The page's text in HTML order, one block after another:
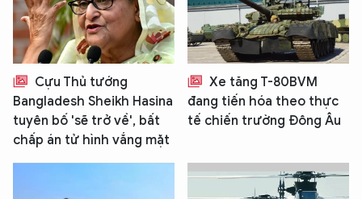
Cựu Thủ tướng
Bangladesh Sheikh Hasina
tuyên bố 'sẽ trở về', bất
chấp án tử hình vắng mặt
Xe tăng T-80BVM
đang tiến hóa theo thực
tế chiến trường Đông Âu